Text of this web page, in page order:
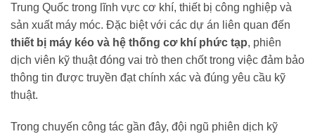
Trung Quốc trong lĩnh vực cơ khí, thiết bị công nghiệp và
sản xuất máy móc. Đặc biệt với các dự án liên quan đến
thiết bị máy kéo và hệ thống cơ khí phức tạp, phiên
dịch viên kỹ thuật đóng vai trò then chốt trong việc đảm bảo
thông tin được truyền đạt chính xác và đúng yêu cầu kỹ
thuật.
Trong chuyến công tác gần đây, đội ngũ phiên dịch kỹ